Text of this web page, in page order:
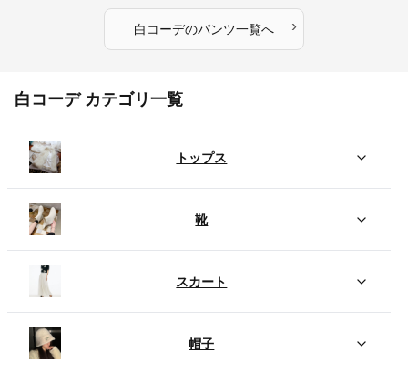
白コーデのパンツ一覧へ ›
白コーデ カテゴリ一覧
トップス
靴
スカート
帽子